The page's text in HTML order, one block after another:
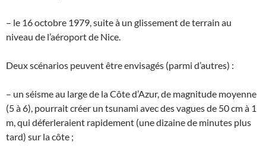
– le 16 octobre 1979, suite à un glissement de terrain au
niveau de l’aéroport de Nice.
Deux scénarios peuvent être envisagés (parmi d’autres) :
– un séisme au large de la Côte d’Azur, de magnitude moyenne
(5 à 6), pourrait créer un tsunami avec des vagues de 50 cm à 1
m, qui déferleraient rapidement (une dizaine de minutes plus
tard) sur la côte ;